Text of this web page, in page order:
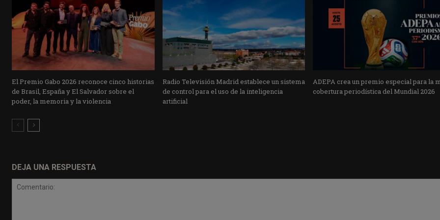
El Premio Gabo 2026 reconoce cinco historias
de Brasil, España y El Salvador sobre el
poder, la memoria y la violencia
Radio Televisión Madrid establece un sistema
de control para el uso de la inteligencia
artificial
ADEPA crea un premio especial para la
cobertura periodística del Mundial 2026
DEJA UNA RESPUESTA